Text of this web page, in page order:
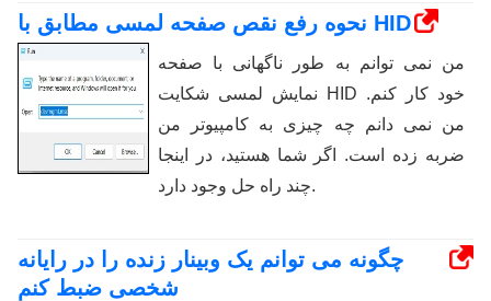
نحوه رفع نقص صفحه لمسی مطابق با HID
من نمی توانم به طور ناگهانی با صفحه
نمایش لمسی شکایت HID خود کار کنم.
من نمی دانم چه چیزی به کامپیوتر من
ضربه زده است. اگر شما هستید، در اینجا
چند راه حل وجود دارد.
چگونه می توانم یک وبینار زنده را در رایانه
شخصی ضبط کنم